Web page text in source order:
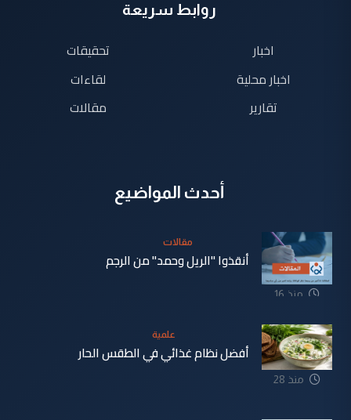
روابط سريعة
اخبار
اخبار محلية
تقارير
تحقيقات
لقاءات
مقالات
أحدث المواضيع
منذ 16
مقالات
أنقذوا "الريل وحمد" من الرجم
منذ 28
علمية
أفضل نظام غذائي في الطقس الحار